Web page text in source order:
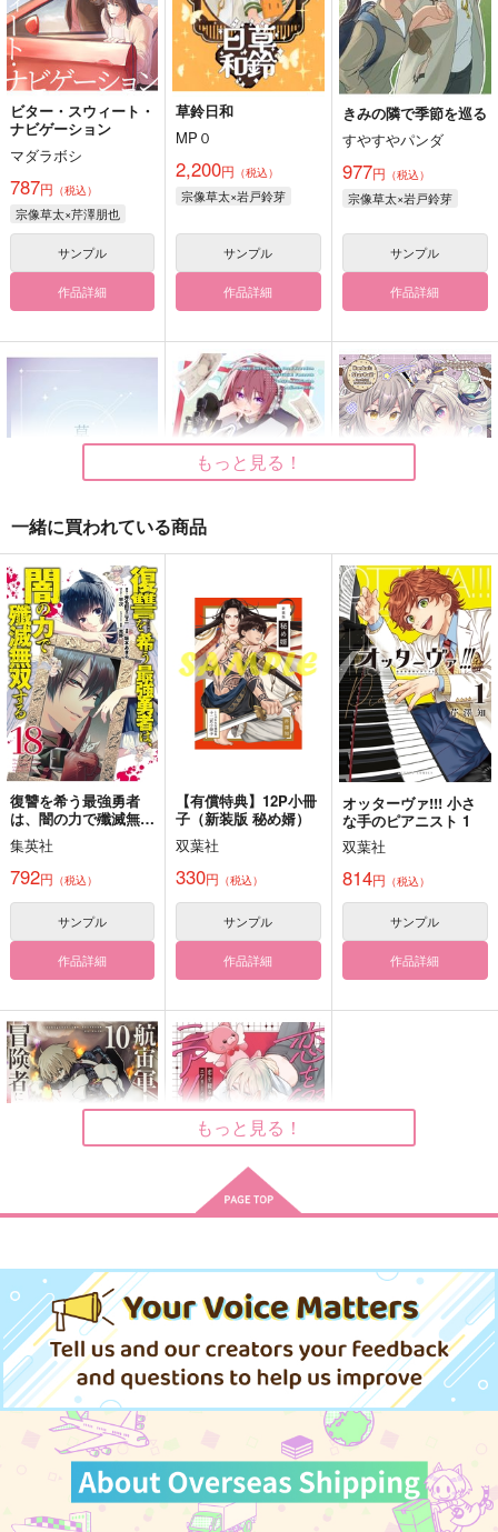
ビター・スウィート・
ナビゲーション
マダラボシ
787円 （税込）
宗像草太×芹澤朋也
サンプル
作品詳細
草鈴日和
MP０
2,200円 （税込）
宗像草太×岩戸鈴芽
サンプル
作品詳細
きみの隣で季節を巡る
すやすやパンダ
977円 （税込）
宗像草太×岩戸鈴芽
サンプル
作品詳細
草鈴再録
抹茶庵
472円（税込）
宗像草太×岩戸鈴芽
サンプル
作品詳細
した
cat tower
629円（税込）
キラ・ヤマト
サンプル
E:1001
LETRA
629円（税込）
ホタル
サンプル
作品詳細
宵闇に希う
無重力空間
芥川龍之介×中島敦
作品詳細
晨明の薔薇を希う
望宴郷
629円 （税込）
鉢屋三郎×不破雷蔵
サンプル
作品詳細
787
冨岡義勇×竈門炭治郎
作品詳細
スペースリンクス
SHORT.STORIES
三日も待てない男
もっと見る！
一緒に買われている商品
復讐を希う最強勇者
は、闇の力で殲滅無双
する 18
集英社
792円 （税込）
サンプル
作品詳細
【有償特典】12P小冊
子（新装版 秘め婿）
双葉社
330円 （税込）
サンプル
作品詳細
オッターヴァ!!! 小さ
な手のピアニスト 1
双葉社
814円 （税込）
サンプル
作品詳細
なる 10
KADOKAWA
924円（税込）
サンプル
作品詳細
ール
KADOKAWA
サンプル
作品詳細
もっと見る！